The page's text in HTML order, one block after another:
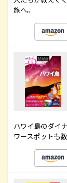
旅へ。
ハワイ島のダイ
ワースポットも